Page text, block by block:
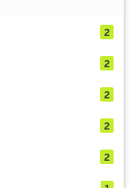
2
2
2
2
2